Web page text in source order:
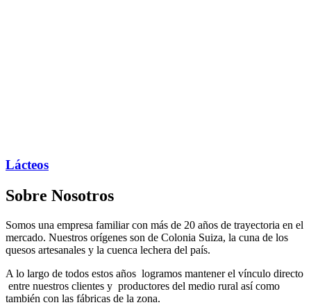
Lácteos
Sobre Nosotros
Somos una empresa familiar con más de 20 años de trayectoria en el
mercado. Nuestros orígenes son de Colonia Suiza, la cuna de los
quesos artesanales y la cuenca lechera del país.
A lo largo de todos estos años logramos mantener el vínculo directo
entre nuestros clientes y productores del medio rural así como
también con las fábricas de la zona.